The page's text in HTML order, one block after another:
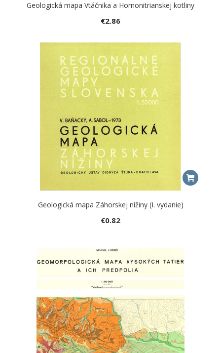
Geologická mapa Vtáčnika a Hornonitrianskej kotliny
€2.86
Geologická mapa Záhorskej nížiny (I. vydanie)
€0.82